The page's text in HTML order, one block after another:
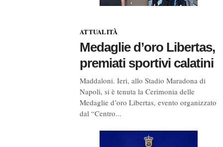
ATTUALITÀ
Medaglie d’oro Libertas,
premiati sportivi calatini
Maddaloni. Ieri, allo Stadio Maradona di
Napoli, si è tenuta la Cerimonia delle
Medaglie d’oro Libertas, evento organizzato
dal “Centro...